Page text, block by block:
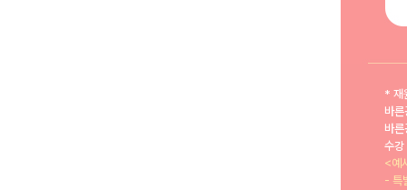
* 재
바
바
수강
<예
- 특